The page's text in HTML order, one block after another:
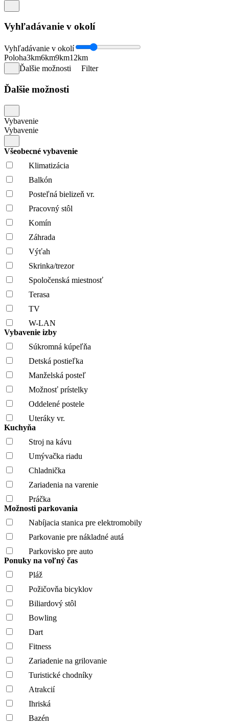
Vyhľadávanie v okolí
Vyhľadávanie v okolí
Poloha3km6km9km12km
Ďalšie možnosti
Filter
Ďalšie možnosti
Vybavenie
Vybavenie
Všeobecné vybavenie
Klimatizácia
Balkón
Posteľná bielizeň vr.
Pracovný stôl
Komín
Záhrada
Výťah
Skrinka/trezor
Spoločenská miestnosť
Terasa
TV
W-LAN
Vybavenie izby
Súkromná kúpeľňa
Detská postieľka
Manželská posteľ
Možnosť prístelky
Oddelené postele
Uteráky vr.
Kuchyňa
Stroj na kávu
Umývačka riadu
Chladnička
Zariadenia na varenie
Práčka
Možnosti parkovania
Nabíjacia stanica pre elektromobily
Parkovanie pre nákladné autá
Parkovisko pre auto
Ponuky na voľný čas
Pláž
Požičovňa bicyklov
Biliardový stôl
Bowling
Dart
Fitness
Zariadenie na grilovanie
Turistické chodníky
Atrakcií
Ihriská
Bazén